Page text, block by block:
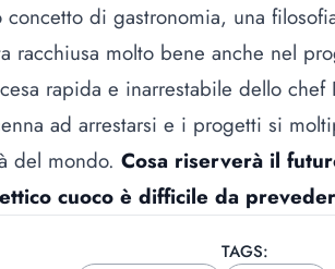
concetto di gastronomia, una
racchiusa molto bene anche nel
rapida e inarrestabile dello
ad arrestarsi e i progetti si
del mondo. Cosa riserverà il
cuoco è difficile da
TAGS: